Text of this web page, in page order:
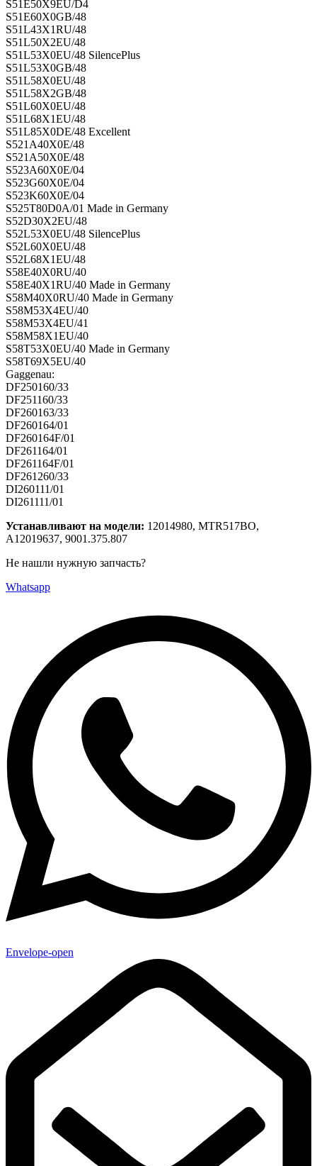
S51E50X9EU/D4
S51E60X0GB/48
S51L43X1RU/48
S51L50X2EU/48
S51L53X0EU/48 SilencePlus
S51L53X0GB/48
S51L58X0EU/48
S51L58X2GB/48
S51L60X0EU/48
S51L68X1EU/48
S51L85X0DE/48 Excellent
S521A40X0E/48
S521A50X0E/48
S523A60X0E/04
S523G60X0E/04
S523K60X0E/04
S525T80D0A/01 Made in Germany
S52D30X2EU/48
S52L53X0EU/48 SilencePlus
S52L60X0EU/48
S52L68X1EU/48
S58E40X0RU/40
S58E40X1RU/40 Made in Germany
S58M40X0RU/40 Made in Germany
S58M53X4EU/40
S58M53X4EU/41
S58M58X1EU/40
S58T53X0EU/40 Made in Germany
S58T69X5EU/40
Gaggenau:
DF250160/33
DF251160/33
DF260163/33
DF260164/01
DF260164F/01
DF261164/01
DF261164F/01
DF261260/33
DI260111/01
DI261111/01
Устанавливают на модели: 12014980, MTR517BO,
A12019637, 9001.375.807
Не нашли нужную запчасть?
Whatsapp
Envelope-open